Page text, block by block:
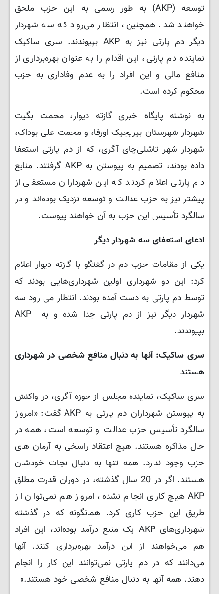
توسعه (AKP) به طور رسمی به این حزب ملحق
خواهند شد. همچنین، انتظار می‌رود که سه شهردار
دیگر دم پارتی نیز به AKP بپیوندند. سری ساکیک
نماینده دم پارتی، این اقدام را به عنوان بهره‌برداری از
منافع مالی و این افراد را به عدم وفاداری به حزب
محکوم کرده است.
به نوشته پایگاه خبری گازته دیوار، محمت بگیت
شهردار شهرستان بیریجیک اورفا، و محمت علی بوداک،
شهردار شهر تاشلی‌چای آگری، که از دم پارتی استعفا
داده بودند، تصمیم به پیوستن به AKP گرفتند. منابع
دم پارتی اعلام کردند که این شهرداران مستعفی از
پیشتر نیز به حزب عدالت و توسعه نزدیک بوده‌اند و در
سالگرد تأسیس این حزب به آن خواهند پیوست.
ادعای استعفای سه شهردار دیگر
یکی از مقامات حزب دم در گفتگو با گازته دیوار اعلام
کرد: این دو شهرداری اولین شهرداری‌هایی بودند که
توسط دم پارتی به دست آمده بودند. انتظار می رود سه
شهردار دیگر نیز از دم پارتی جدا شده و به AKP
بپیوندند.
سری ساکیک: آنها به دنبال منافع شخصی در شهرداری
هستند
سری ساکیک، نماینده مجلس از حوزه آگری، در واکنش
به پیوستن شهرداران دم پارتی به AKP گفت: «امروز
سالگرد تأسیس حزب عدالت و توسعه است، همه در
حال مذاکره هستند. هیچ اعتقاد راسخی به آرمان های
حزب وجود ندارد. همه تنها به دنبال نجات خودشان
هستند. اگر در 20 سال گذشته، در دوران قدرت مطلق
AKP هیچ کاری انجام نشده، امروز هم نمی‌توان از
طریق این حزب کاری کرد. همانگونه که در گذشته
شهرداری‌های AKP یک منبع درآمد بوده‌اند، این افراد
هم می‌خواهند از این درآمد بهره‌برداری کنند. آنها
می‌دانند که در دم پارتی نمی‌توانند این کار را انجام
دهند. همه آنها به دنبال منافع شخصی خود هستند.»